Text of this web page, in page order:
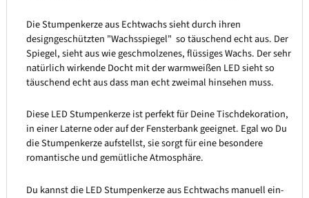
Die Stumpenkerze aus Echtwachs sieht durch ihren
designgeschützten "Wachsspiegel" so täuschend echt aus. Der
Spiegel, sieht aus wie geschmolzenes, flüssiges Wachs. Der sehr
natürlich wirkende Docht mit der warmweißen LED sieht so
täuschend echt aus dass man echt zweimal hinsehen muss.
Diese LED Stumpenkerze ist perfekt für Deine Tischdekoration,
in einer Laterne oder auf der Fensterbank geeignet. Egal wo Du
die Stumpenkerze aufstellst, sie sorgt für eine besondere
romantische und gemütliche Atmosphäre.
Du kannst die LED Stumpenkerze aus Echtwachs manuell ein-